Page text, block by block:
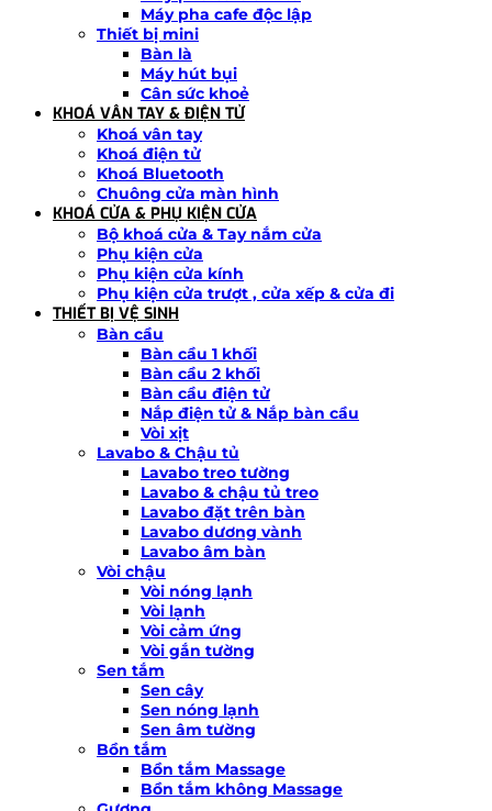
Máy pha cafe độc lập
Thiết bị mini
Bàn là
Máy hút bụi
Cân sức khoẻ
KHOÁ VÂN TAY & ĐIỆN TỬ
Khoá vân tay
Khoá điện tử
Khoá Bluetooth
Chuông cửa màn hình
KHOÁ CỬA & PHỤ KIỆN CỬA
Bộ khoá cửa & Tay nắm cửa
Phụ kiện cửa
Phụ kiện cửa kính
Phụ kiện cửa trượt , cửa xếp & cửa đi
THIẾT BỊ VỆ SINH
Bàn cầu
Bàn cầu 1 khối
Bàn cầu 2 khối
Bàn cầu điện tử
Nắp điện tử & Nắp bàn cầu
Vòi xịt
Lavabo & Chậu tủ
Lavabo treo tường
Lavabo & chậu tủ treo
Lavabo đặt trên bàn
Lavabo dương vành
Lavabo âm bàn
Vòi chậu
Vòi nóng lạnh
Vòi lạnh
Vòi cảm ứng
Vòi gắn tường
Sen tắm
Sen cây
Sen nóng lạnh
Sen âm tường
Bồn tắm
Bồn tắm Massage
Bồn tắm không Massage